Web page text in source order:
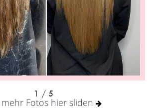
1 / 5
Fotos hier sliden